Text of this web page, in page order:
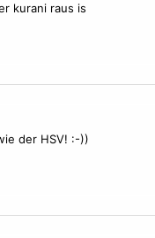
kurani raus is
der HSV! :-))